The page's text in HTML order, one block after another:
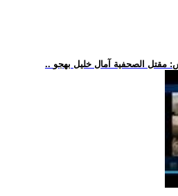
مقتل الصحفية آمال خليل بهجو